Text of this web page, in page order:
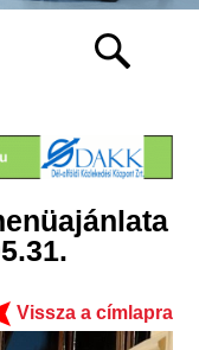
Vissza a címlapra